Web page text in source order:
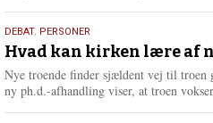
e
r
e
25.
juli
2026
DEBAT, PERSONER
Hvad kan kirken lære af
Nye troende finder sjældent vej til troen
ny ph.d.-afhandling viser, at troen